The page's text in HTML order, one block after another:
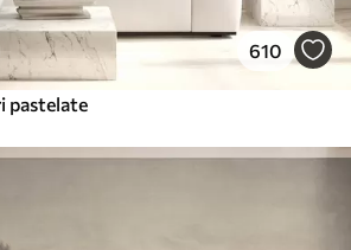
610
pastelate